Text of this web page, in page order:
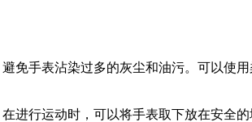
免手表沾染过多的灰尘和油污。可以使
进行运动时，可以将手表取下放在安全的